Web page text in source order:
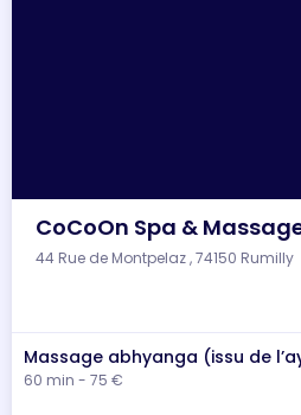
CoCoOn Spa &
44 Rue de Montpelaz , 74150 Rumilly
Massage abhyanga (issu de
60 min - 75 €